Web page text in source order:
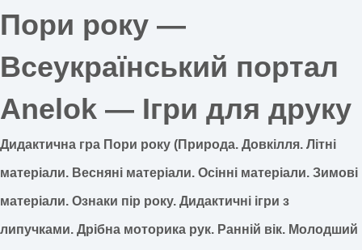
Пори року —
Всеукраїнський портал
Anelok — Ігри для друку
Дидактична гра Пори року (Природа. Довкілля. Літні
матеріали. Весняні матеріали. Осінні матеріали. Зимові
матеріали. Ознаки пір року. Дидактичні ігри з
липучками. Дрібна моторика рук. Ранній вік. Молодший